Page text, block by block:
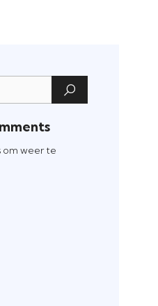
om weer te